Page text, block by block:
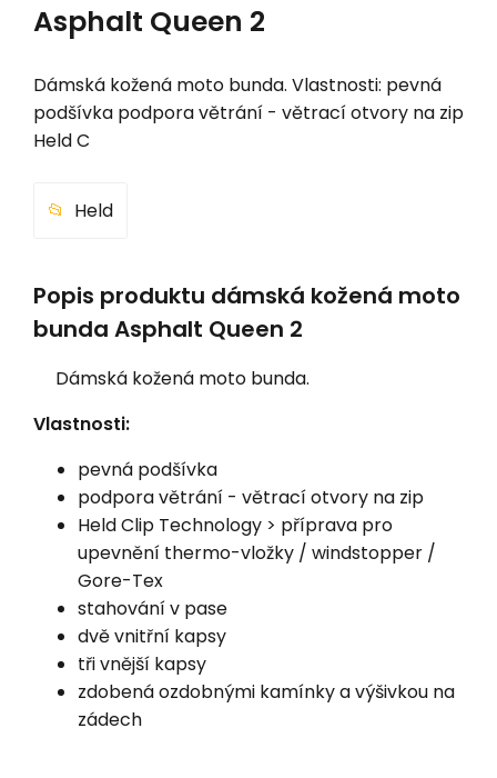
Asphalt Queen 2
Dámská kožená moto bunda. Vlastnosti: pevná
podšívka podpora větrání - větrací otvory na zip
Held C
Held
Popis produktu dámská kožená moto
bunda Asphalt Queen 2
Dámská kožená moto bunda.
Vlastnosti:
pevná podšívka
podpora větrání - větrací otvory na zip
Held Clip Technology > příprava pro
upevnění thermo-vložky / windstopper /
Gore-Tex
stahování v pase
dvě vnitřní kapsy
tři vnější kapsy
zdobená ozdobnými kamínky a výšivkou na
zádech